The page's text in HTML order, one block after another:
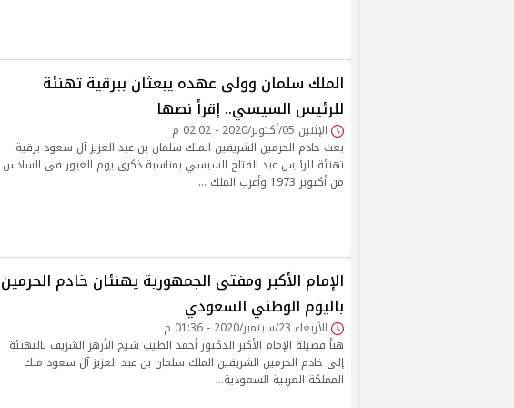
الملك سلمان وولى عهده يبعثان ببرقية تهنئة
للرئيس السيسي.. إقرأ نصها
الإثنين 05/أكتوبر/2020 - 02:02 م
بعث خادم الحرمين الشريفين الملك سلمان بن عبد العزيز آل سعود برقية
تهنئة للرئيس عبد الفتاح السيسي بمناسبة ذكرى يوم العبور فى السادس
من أكتوبر 1973 وأعرب الملك …
الإمام الأكبر ومفتى الجمهورية يهنئان خادم الحرمين
باليوم الوطني السعودي
الأربعاء 23/سبتمبر/2020 - 01:36 م
هنأ فضيلة الإمام الأكبر الدكتور أحمد الطيب شيخ الأزهر الشريف بالتهنئة
إلى خادم الحرمين الشريفين الملك سلمان بن عبد العزيز آل سعود ملك
المملكة العربية السعودية…